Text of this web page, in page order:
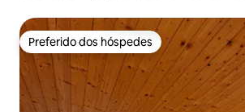
Preferido dos hóspedes
Preferido dos hóspedes